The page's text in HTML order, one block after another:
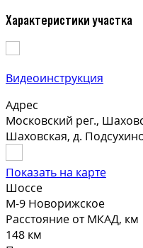
Характеристики участка
Видеоинструкция
Адрес
Московский рег.,
Шаховская, д.
Показать на карте
Шоссе
М-9 Новорижское
Расстояние от МКАД, км
148 км